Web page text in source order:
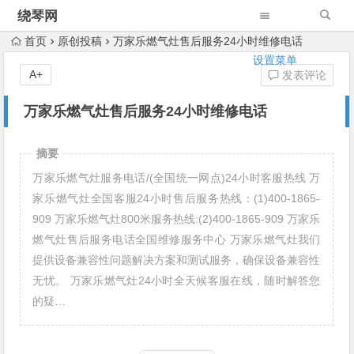
绕琴网
设置菜单
首页 原创投稿 万家乐燃气灶售后服务24小时维修电话
万家乐燃气灶售后服务24小时维修电话
发表评论
A+
摘要
万家乐燃气灶服务电话/(全国统一网点)24小时客服热线 万
家乐燃气灶全国客服24小时售后服务热线：(1)400-1865-
909 万家乐燃气灶800米服务热线:(2)400-1865-909 万家乐
燃气灶售后服务电话全国维修服务中心 万家乐燃气灶我们
提供设备兼容性问题解决方案和测试服务，确保设备兼容性
无忧。 万家乐燃气灶24小时全天候客服在线，随时解答您
的疑…